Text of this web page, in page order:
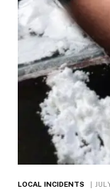
LOCAL INCIDENTS